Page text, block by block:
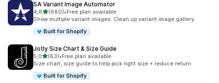
SA Variant Image Automator
4,8na 5 gwiazdek
(680)
Łączna liczba recenzji: 680
•Free plan available
Show multiple variant images. Clean up variant image gallery.
Built for Shopify
Jotly Size Chart & Size Guide
5,0na 5 gwiazdek
(63)
Łączna liczba recenzji: 63
•Free plan available
Size chart, size guide to help pick right size + reduce return
Built for Shopify